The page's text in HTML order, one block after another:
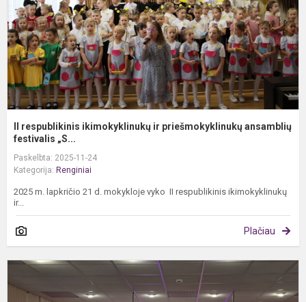
II respublikinis ikimokyklinukų ir priešmokyklinukų ansamblių
festivalis „S...
Paskelbta: 2025-11-24
Kategorija: Renginiai
2025 m. lapkričio 21 d. mokykloje vyko II respublikinis ikimokyklinukų
ir...
Plačiau